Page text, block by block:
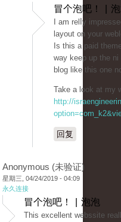
冒个泡吧！ |
I am relⅼy
layout on your
Is this a paid
way keep up the
blog like this one
Take a look at my
http://
回复
Anonymous (未验证)
星期三, 04/24/2019 - 04:09
永久连接
冒个泡吧！ | 泡泡
Tһis excellent webssite